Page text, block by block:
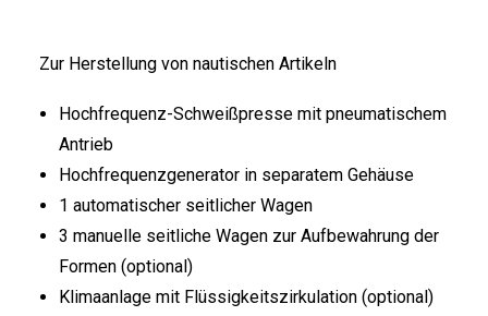
Zur Herstellung von nautischen Artikeln
Hochfrequenz-Schweißpresse mit pneumatischem
Antrieb
Hochfrequenzgenerator in separatem Gehäuse
1 automatischer seitlicher Wagen
3 manuelle seitliche Wagen zur Aufbewahrung der
Formen (optional)
Klimaanlage mit Flüssigkeitszirkulation (optional)